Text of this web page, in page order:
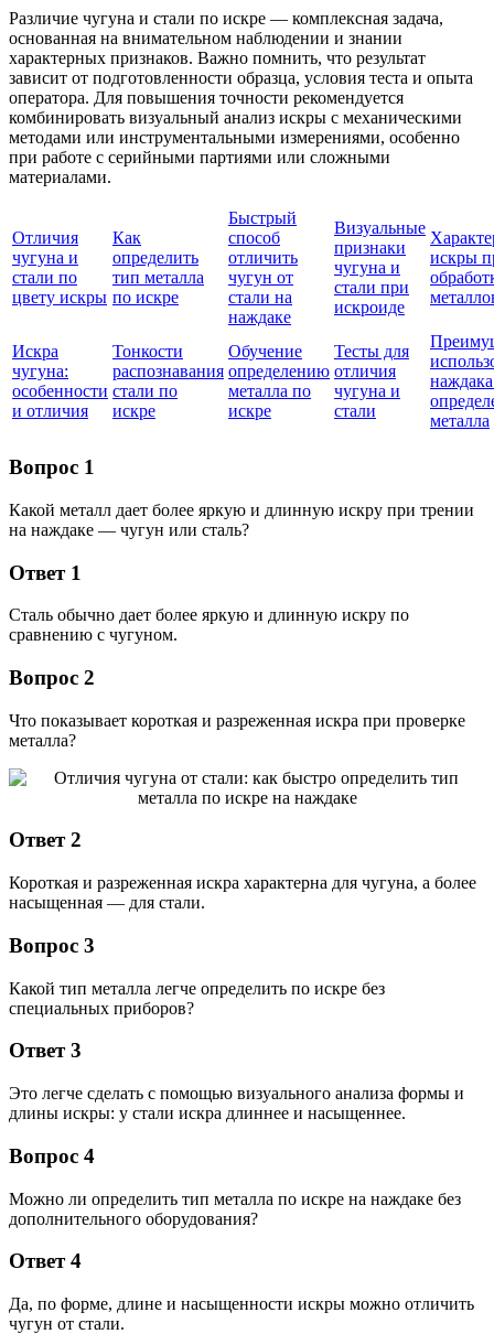
Различие чугуна и стали по искре — комплексная задача,
основанная на внимательном наблюдении и знании
характерных признаков. Важно помнить, что результат
зависит от подготовленности образца, условия теста и опыта
оператора. Для повышения точности рекомендуется
комбинировать визуальный анализ искры с механическими
методами или инструментальными измерениями, особенно
при работе с серийными партиями или сложными
материалами.
Отличия
чугуна и
стали по
цвету искры
Как
определить
тип металла
по искре
Быстрый
способ
отличить
чугун от
стали на
наждаке
Визуальные
признаки
чугуна и
стали при
искроиде
искры
Искра
чугуна:
особенности
и отличия
Тонкости
распознавания
стали по
искре
Обучение
определению
металла по
искре
Тесты для
отличия
чугуна и
стали
металла
Вопрос 1
Какой металл дает более яркую и длинную искру при трении
на наждаке — чугун или сталь?
Ответ 1
Сталь обычно дает более яркую и длинную искру по
сравнению с чугуном.
Вопрос 2
Что показывает короткая и разреженная искра при проверке
металла?
Ответ 2
Короткая и разреженная искра характерна для чугуна, а более
насыщенная — для стали.
Вопрос 3
Какой тип металла легче определить по искре без
специальных приборов?
Ответ 3
Это легче сделать с помощью визуального анализа формы и
длины искры: у стали искра длиннее и насыщеннее.
Вопрос 4
Можно ли определить тип металла по искре на наждаке без
дополнительного оборудования?
Ответ 4
Да, по форме, длине и насыщенности искры можно отличить
чугун от стали.